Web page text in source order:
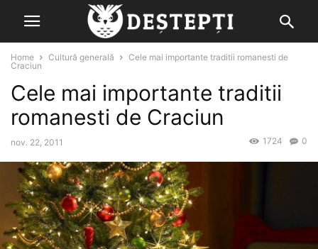
Home Cultură generală
Cele mai importante traditii romanesti de
Craciun
Cele mai importante traditii
romanesti de Craciun
nov. 22, 2011 0
1724